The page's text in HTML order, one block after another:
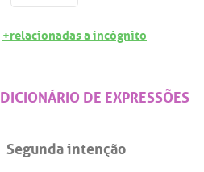
+relacionadas a incógnito
DICIONÁRIO DE EXPRESSÕES
Segunda intenção